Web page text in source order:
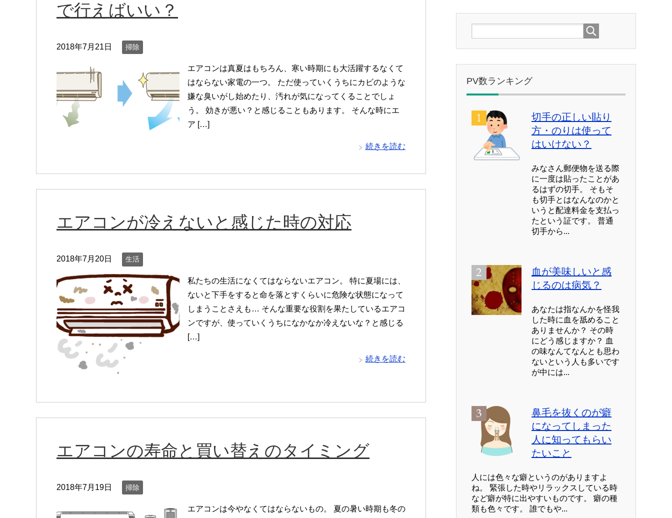
で行えばいい？
2018年7月21日 掃除
エアコンは真夏はもちろん、寒い時期にも大活躍するなくて
はならない家電の一つ。 ただ使っていくうちにカビのような
嫌な臭いがし始めたり、汚れが気になってくることでしょ
う。 効きが悪い？と感じることもあります。 そんな時にエ
ア […]
続きを読む
エアコンが冷えないと感じた時の対応
2018年7月20日 生活
私たちの生活になくてはならないエアコン。 特に夏場には、
ないと下手をすると命を落とすくらいに危険な状態になって
しまうことさえも… そんな重要な役割を果たしているエアコ
ンですが、使っていくうちになかなか冷えないな？と感じる
[…]
続きを読む
エアコンの寿命と買い替えのタイミング
2018年7月19日 掃除
エアコンは今やなくてはならないもの。 夏の暑い時期も冬の
PV数ランキング
切手の正しい貼り
方・のりは使って
はいけない？
みなさん郵便物を送る際
に一度は貼ったことがあ
るはずの切手。 そもそ
も切手とはなんなのかと
いうと配達料金を支払っ
たという証です。 普通
切手から...
血が美味しいと感
じるのは病気？
あなたは指なんかを怪我
した時に血を舐めること
ありませんか？ その時
にどう感じますか？ 血
の味なんてなんとも思わ
ないという人も多いです
が中には...
鼻毛を抜くのが癖
になってしまった
人に知ってもらい
たいこと
人には色々な癖というのがありますよ
ね。 緊張した時やリラックスしている時
など癖が特に出やすいものです。 癖の種
類も色々です。 誰でもや...